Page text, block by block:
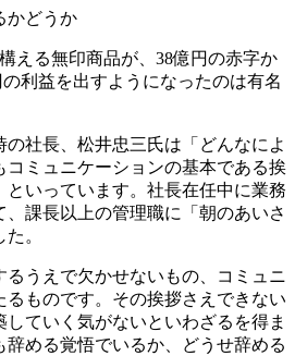
かどうか
える無印商品が、38億円の赤字か
利益を出すようになったのは有名
社長、松井忠三氏は「どんなによ
コミュニケーションの基本である挨
いっています。社長在任中に業務
課長以上の管理職に「朝のあいさ
。
うえで欠かせないもの、コミュニ
ものです。その挨拶さえできない
ていく気がないといわざるを得ま
める覚悟でいるか、どうせ辞める